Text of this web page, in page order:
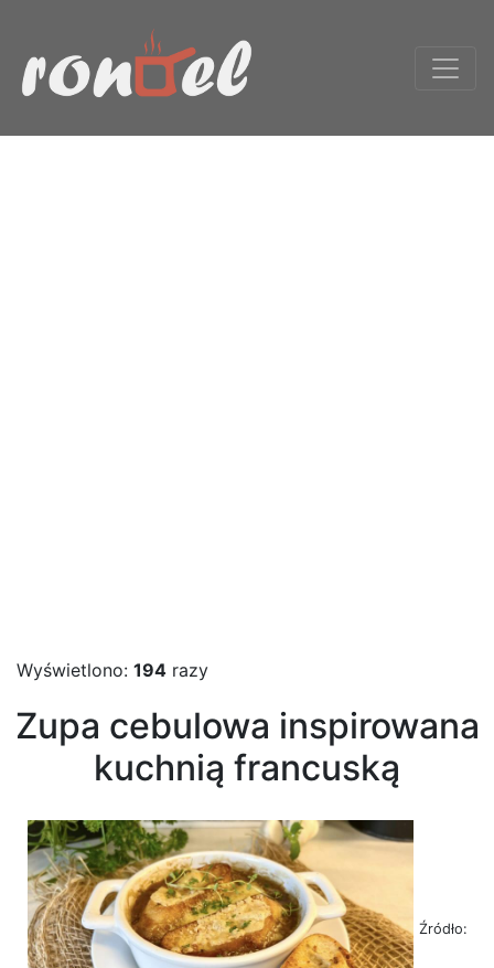
Wyświetlono: 194 razy
Zupa cebulowa inspirowana
kuchnią francuską
Źródło: